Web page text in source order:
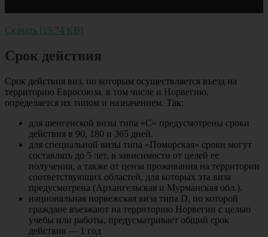
Скачать [19.74 KB]
Срок действия
Срок действия виз, по которым осуществляется въезд на
территорию Евросоюза, в том числе и Норвегию,
определяется их типом и назначением. Так:
для шенгенской визы типа «С» предусмотрены сроки
действия в 90, 180 и 365 дней.
для специальной визы типа «Поморская» сроки могут
составлять до 5 лет, в зависимости от целей ее
получения, а также от ценза проживания на территории
соответствующих областей, для которых эта виза
предусмотрена (Архангельская и Мурманская обл.).
национальная норвежская виза типа D, по которой
граждане въезжают на территорию Норвегии с целью
учебы или работы, предусматривает общий срок
действия — 1 год